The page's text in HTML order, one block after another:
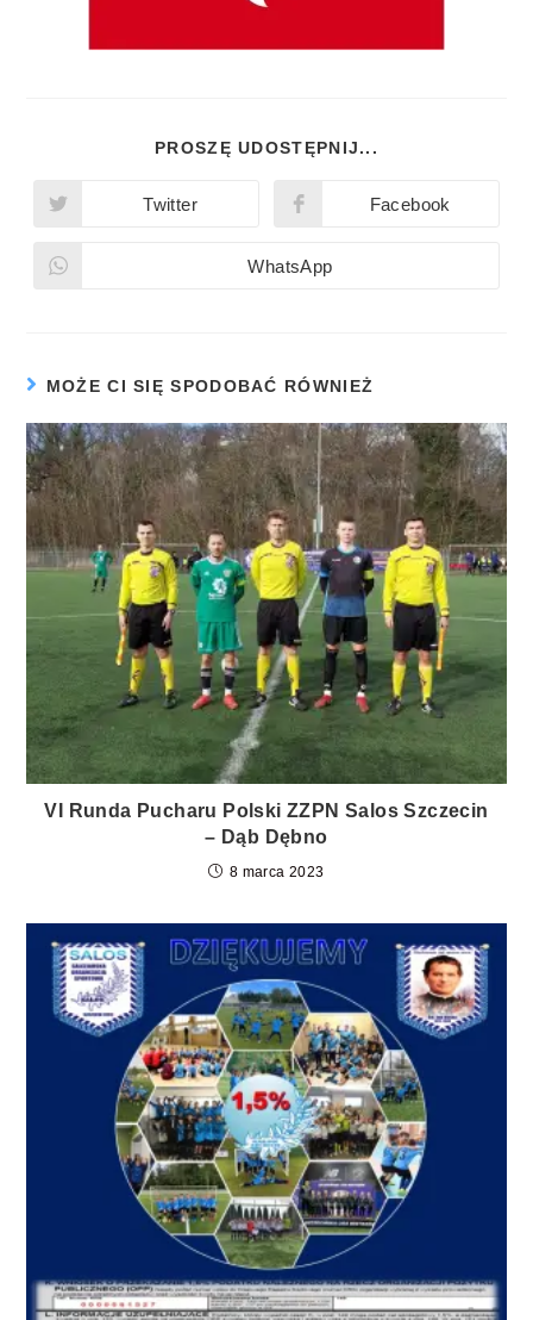
PROSZĘ UDOSTĘPNIJ...
Twitter Facebook
WhatsApp
MOŻE CI SIĘ SPODOBAĆ RÓWNIEŻ
VI Runda Pucharu Polski ZZPN Salos Szczecin
– Dąb Dębno
8 marca 2023